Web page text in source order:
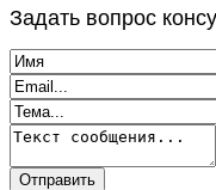
Задать вопрос